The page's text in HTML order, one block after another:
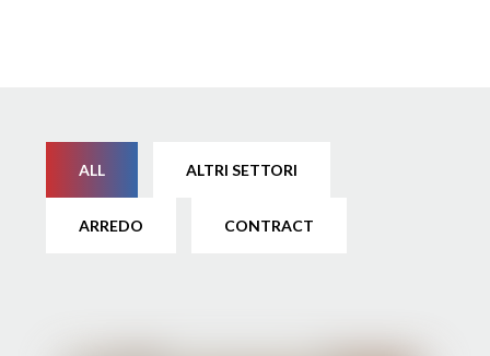
ALL ALTRI SETTORI
ARREDO CONTRACT